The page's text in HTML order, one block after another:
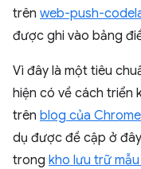
trên web-push-
được ghi vào bảng
Vì đây là một tiêu
hiện có về cách triển
trên blog của Chrome
dụ được đề cập ở
trong kho lưu trữ